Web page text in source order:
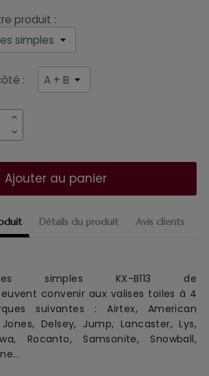
Détails du produit Avis clients
simples KX-B113 de
convenir aux valises toiles à 4
suivantes :Airtex, American
Delsey, Jump, Lancaster, Lys,
Rocanto, Samsonite, Snowball,
produit :
:
Ajouter au panier